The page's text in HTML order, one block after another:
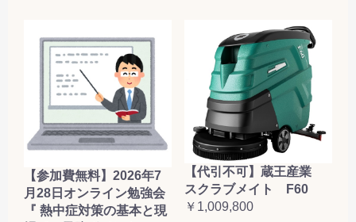
【参加費無料】2026年7
月28日オンライン勉強会
『 熱中症対策の基本と現
【代引不可】蔵王産業
スクラブメイト F60
￥1,009,800